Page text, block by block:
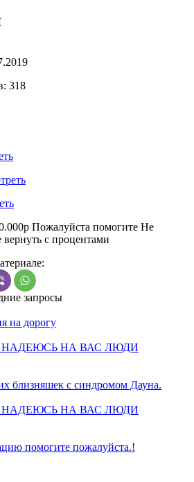
318
Пожалуйста помогите Не
вернуть с процентами
запросы
на дорогу
НА ВАС ЛЮДИ
близняшек с синдромом Дауна.
НА ВАС ЛЮДИ
помогите пожалуйста.!